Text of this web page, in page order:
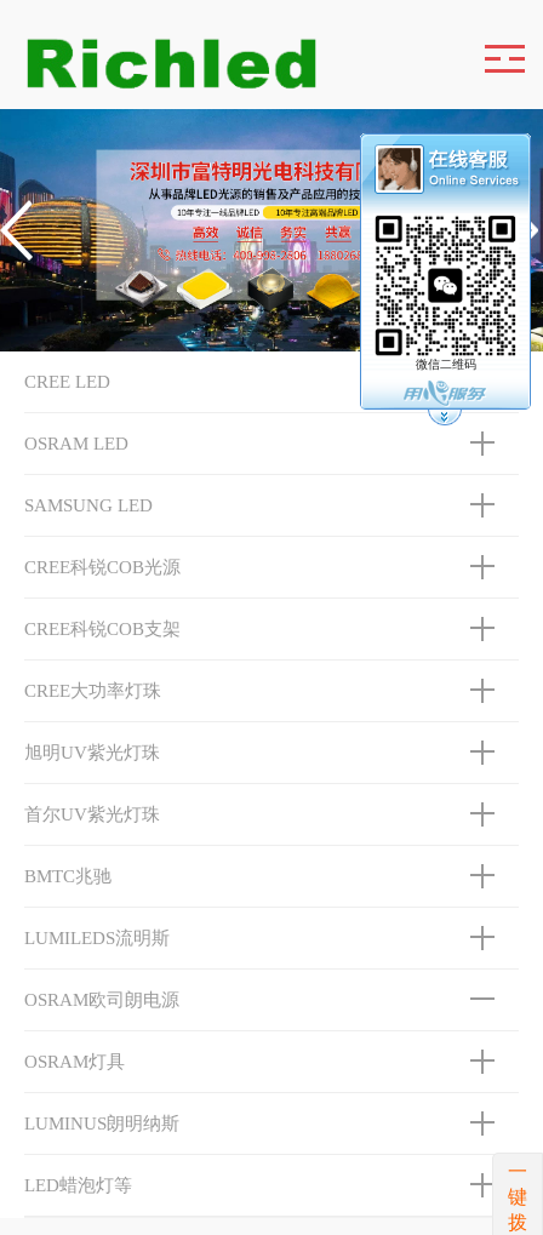
微信二维码
CREE LED
OSRAM LED
SAMSUNG LED
CREE科锐COB光源
CREE科锐COB支架
CREE大功率灯珠
旭明UV紫光灯珠
首尔UV紫光灯珠
BMTC兆驰
LUMILEDS流明斯
OSRAM欧司朗电源
OSRAM灯具
LUMINUS朗明纳斯
LED蜡泡灯等
一
键
拨